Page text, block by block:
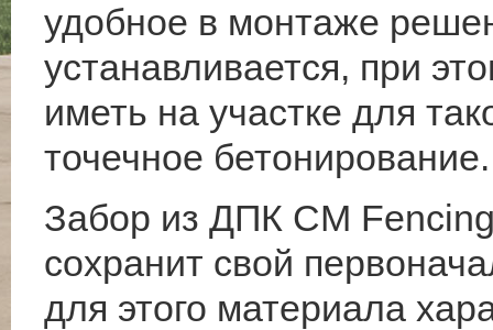
удобное в монтаже
устанавливается, при
иметь на участке для
точечное бетонирование.
Забор из ДПК CM
сохранит свой
для этого материала